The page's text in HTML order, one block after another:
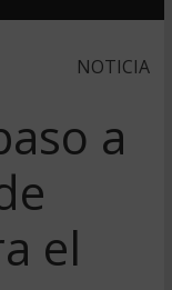
NOTICIA
a
el